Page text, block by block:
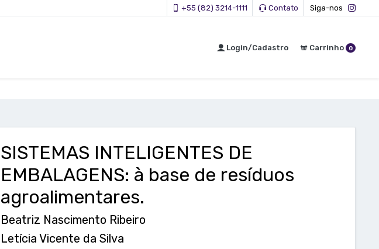
+55 (82) 3214-1111 Contato Siga-nos
Login/Cadastro Carrinho 0
SISTEMAS INTELIGENTES DE
EMBALAGENS: à base de resíduos
agroalimentares.
Beatriz Nascimento Ribeiro
Letícia Vicente da Silva